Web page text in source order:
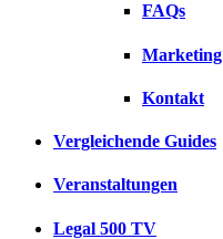
FAQs
Marketing
Kontakt
Vergleichende Guides
Veranstaltungen
Legal 500 TV